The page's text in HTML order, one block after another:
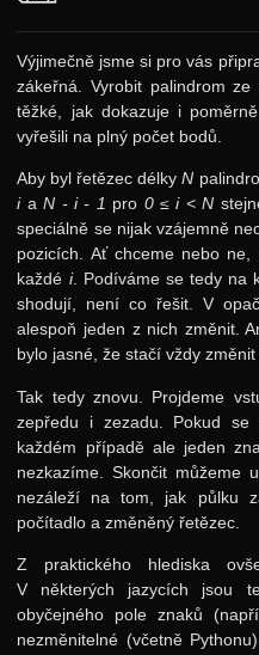
Výjimečně jsme si pro vás
zákeřná. Vyrobit palindrom
těžké, jak dokazuje i
vyřešili na plný počet bodů.
Aby byl řetězec délkyN
iaN - i - 1 pro 0 ≤ i < N
speciálně se nijak vzájemně
pozicích. Ať chceme nebo
každé i. Podíváme se tedy na
shodují, není co řešit. V
alespoň jeden z nich změnit.
bylo jasné, že stačí vždy
Tak tedy znovu. Projdeme
zepředu i zezadu. Pokud
každém případě ale jeden
nezkazíme. Skončit můžeme
nezáleží na tom, jak půlku
počítadlo a změněný řetězec.
Z praktického hlediska
V některých jazycích jsou
obyčejného pole znaků
nezměnitelné (včetně